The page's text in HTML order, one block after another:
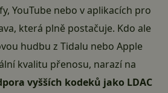
YouTube nebo v aplikacích pro
která plně postačuje. Kdo ale
hudbu z Tidalu nebo Apple
kvalitu přenosu, narazí na
vyšších kodeků jako LDAC